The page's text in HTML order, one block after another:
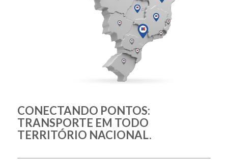
CONECTANDO PONTOS:
TRANSPORTE EM TODO
TERRITÓRIO NACIONAL.